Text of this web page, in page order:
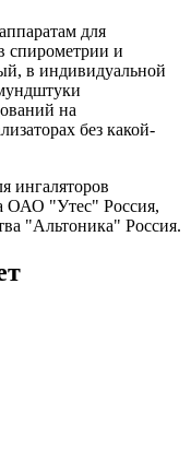
для
спирометрии и
в индивидуальной
на
без какой-
ингаляторов
ОАО "Утес" Россия,
"Альтоника" Россия.